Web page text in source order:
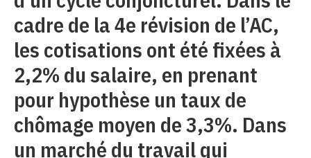
cadre de la 4e révision de l’AC,
les cotisations ont été fixées à
2,2% du salaire, en prenant
pour hypothèse un taux de
chômage moyen de 3,3%. Dans
un marché du travail qui